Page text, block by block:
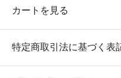
カートを見る
特定商取引法に基づく表